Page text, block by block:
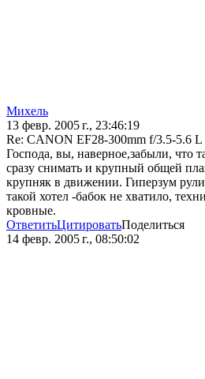
Михель
13 февр. 2005 г., 23:46:19
Re: CANON EF28-300mm f/3.5-5.6
Господа, вы, наверное,забыли, что
сразу снимать и крупный общей
крупняк в движении. Гиперзум
такой хотел -бабок не хватило,
кровные.
ОтветитьЦитироватьПоделиться
14 февр. 2005 г., 08:50:02